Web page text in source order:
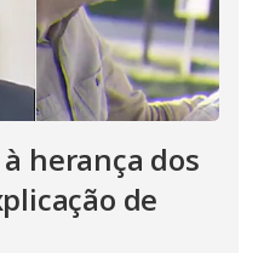
herança dos
de